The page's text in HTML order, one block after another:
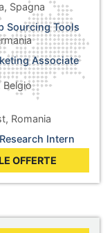
Spagna
Sourcing Tools
Associate
Belgio
Romania
Intern
des
- Business
OFFERTE